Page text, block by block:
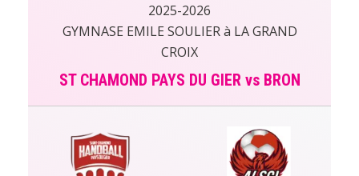
2025-2026
GYMNASE EMILE SOULIER à LA GRAND
CROIX
ST CHAMOND PAYS DU GIER vs BRON